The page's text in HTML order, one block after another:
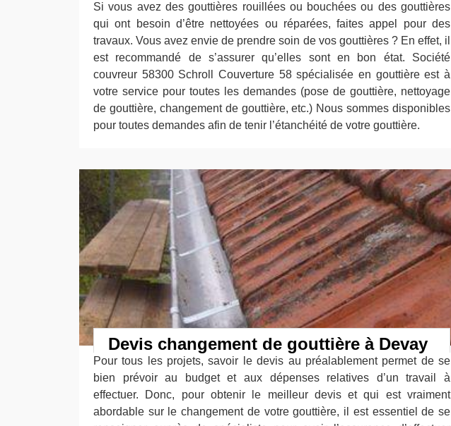
Si vous avez des gouttières rouillées ou bouchées ou des gouttières
qui ont besoin d’être nettoyées ou réparées, faites appel pour des
travaux. Vous avez envie de prendre soin de vos gouttières ? En effet, il
est recommandé de s’assurer qu’elles sont en bon état. Société
couvreur 58300 Schroll Couverture 58 spécialisée en gouttière est à
votre service pour toutes les demandes (pose de gouttière, nettoyage
de gouttière, changement de gouttière, etc.) Nous sommes disponibles
pour toutes demandes afin de tenir l’étanchéité de votre gouttière.
Devis changement de gouttière à Devay
Pour tous les projets, savoir le devis au préalablement permet de se
bien prévoir au budget et aux dépenses relatives d’un travail à
effectuer. Donc, pour obtenir le meilleur devis et qui est vraiment
abordable sur le changement de votre gouttière, il est essentiel de se